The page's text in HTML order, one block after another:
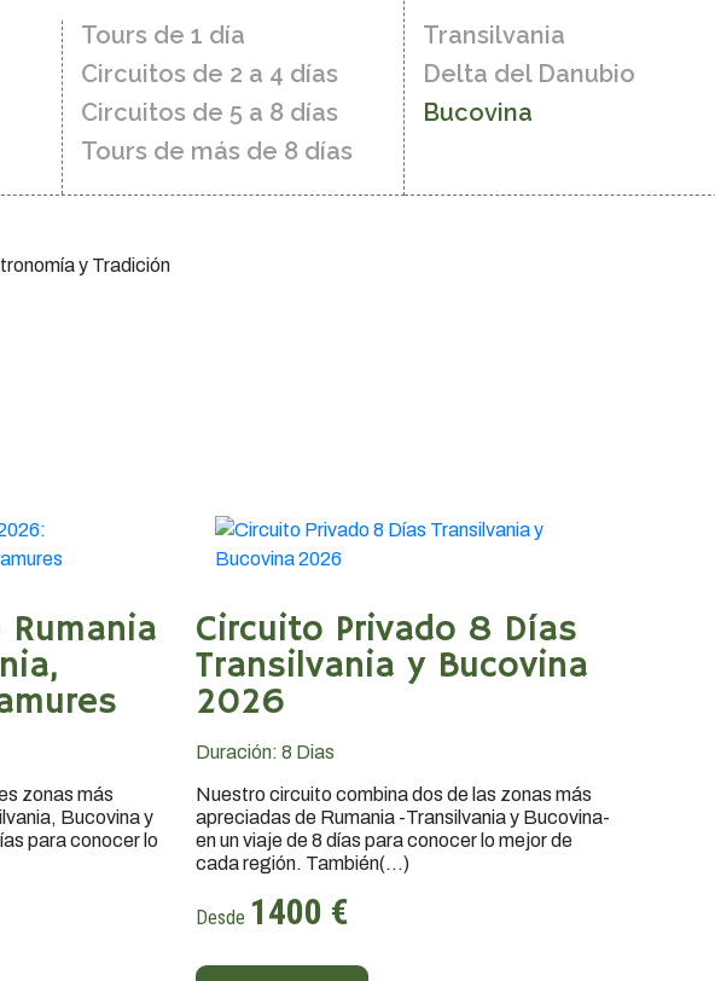
Tours de 1 día
Circuitos de 2 a 4 días
Circuitos de 5 a 8 días
Tours de más de 8 días
Transilvania
Delta del Danubio
Bucovina
y Tradición
zonas más
Bucovina y
para conocer lo
Circuito Privado 8 Días
Transilvania y Bucovina
2026
Duración: 8 Dias
Nuestro circuito combina dos de las zonas más
apreciadas de Rumania -Transilvania y Bucovina-
en un viaje de 8 días para conocer lo mejor de
cada región. También(...)
Desde 1400 €